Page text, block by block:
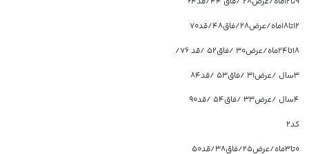
۱۲تا۱۸ماه/عرض۲۸/فاق۴۸/قد۷۰
۱۸تا۲۴ماه/عرض۳۰ /فاق۵۲ /قد ۷۶/
۳سال /عرض۳۱ /فاق۵۳ /قد۸۴
۴سال /عرض۳۳ /فاق۵۴ /قد۹۰
کد2
۰تا۳ماه/عرض۲۵/فاق۳۸/قد۵۰